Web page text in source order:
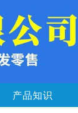
产品知识